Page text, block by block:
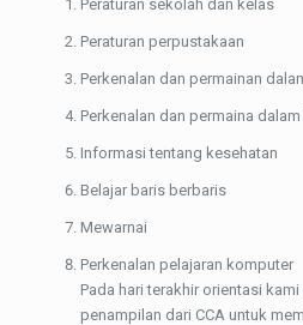
Peraturan sekolah dan kelas
Peraturan perpustakaan
Perkenalan dan permainan
Perkenalan dan permaina
Informasi tentang kesehatan
Belajar baris berbaris
Mewarnai
Perkenalan pelajaran komputer
Pada hari terakhir orientasi
penampilan dari CCA untuk